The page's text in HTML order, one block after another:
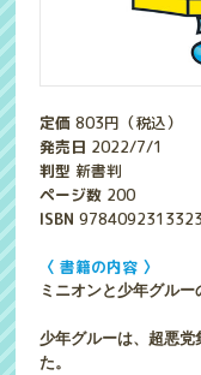
定価803円（税込）
発売日 2022/7/1
判型 新書判
ページ数 200
ISBN9784092313323
〈 書籍の内容 〉
ミニオンと少年グル
少年グルーは、超悪
た。